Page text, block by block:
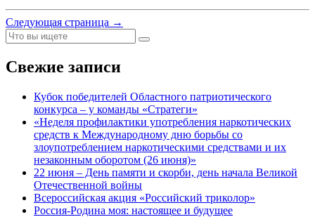
Следующая страница →
Свежие записи
Кубок победителей Областного патриотического
конкурса – у команды «Стратеги»
«Неделя профилактики употребления наркотических
средств к Международному дню борьбы со
злоупотреблением наркотическими средствами и их
незаконным оборотом (26 июня)»
22 июня – День памяти и скорби, день начала Великой
Отечественной войны
Всероссийская акция «Российский триколор»
Россия-Родина моя: настоящее и будущее